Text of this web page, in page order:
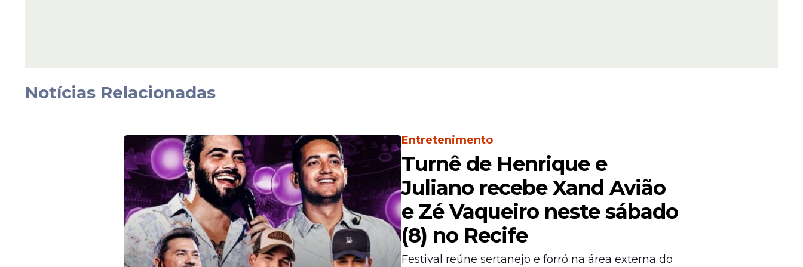
Notícias Relacionadas
Entretenimento
Turnê de Henrique e
Juliano recebe Xand Avião
e Zé Vaqueiro neste sábado
(8) no Recife
Festival reúne sertanejo e forró na área externa do